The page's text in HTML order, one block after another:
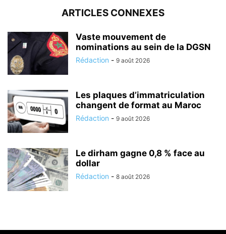
ARTICLES CONNEXES
Vaste mouvement de
nominations au sein de la DGSN
Rédaction - 9 août 2026
Les plaques d’immatriculation
changent de format au Maroc
Rédaction - 9 août 2026
Le dirham gagne 0,8 % face au
dollar
Rédaction - 8 août 2026